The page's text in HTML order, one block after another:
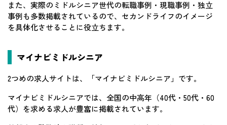
また、実際のミドルシニア世代の転職事例・現職事例・独立
事例も多数掲載されているので、セカンドライフのイメージ
を具体化させることに役立ちます。
マイナビミドルシニア
2つめの求人サイトは、「マイナビミドルシニア」です。
マイナビミドルシニアでは、全国の中高年（40代・50代・60
代）を求める求人が豊富に掲載されています。